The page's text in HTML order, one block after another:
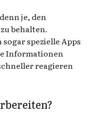
je, den
behalten.
spezielle Apps
Informationen
reagieren